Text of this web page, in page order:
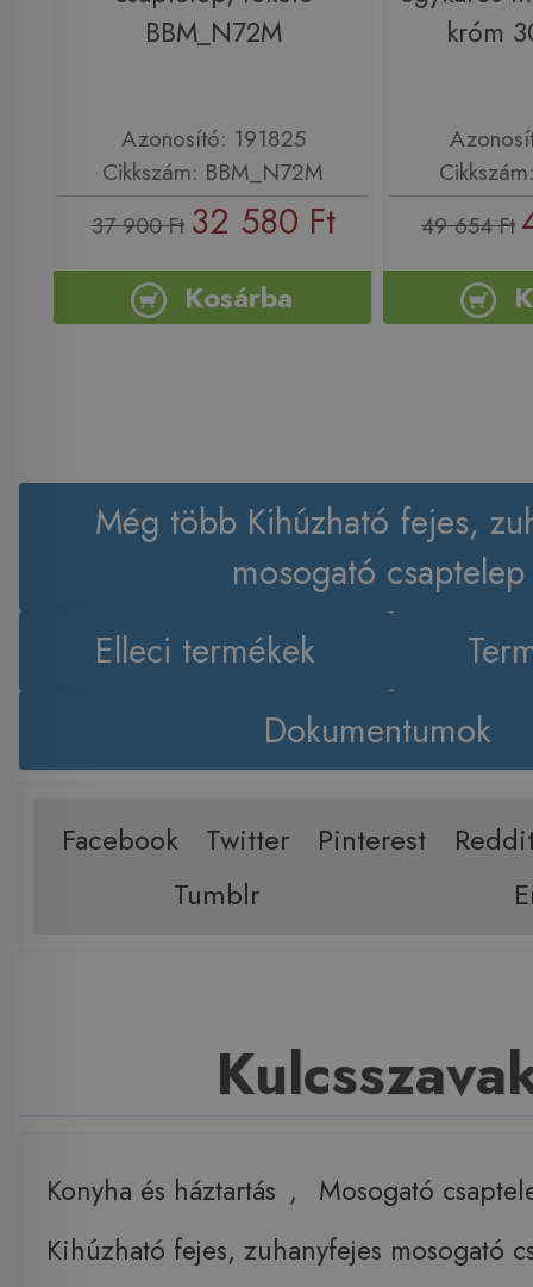
BBM_N72M
Azonosító: 191825
Cikkszám: BBM_N72M
37 900 Ft 32 580 Ft
Kosárba
króm
49 654 Ft
Még több Kihúzható fejes,
mosogató csaptelep
Elleci termékek
Dokumentumok
Facebook Twitter Pinterest
Tumblr
Konyha és háztartás ,
Mosogató
Kihúzható fejes, zuhanyfejes mosogató